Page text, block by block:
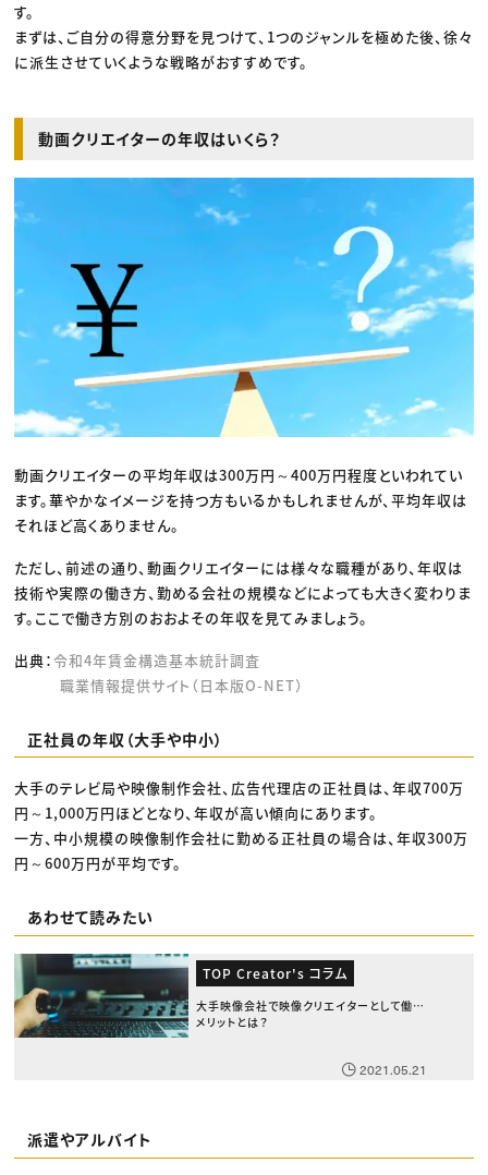
す。
まずは、ご自分の得意分野を見つけて、1つのジャンルを極めた後、徐々
に派生させていくような戦略がおすすめです。
動画クリエイターの年収はいくら？
動画クリエイターの平均年収は300万円～400万円程度といわれてい
ます。華やかなイメージを持つ方もいるかもしれませんが、平均年収は
それほど高くありません。
ただし、前述の通り、動画クリエイターには様々な職種があり、年収は
技術や実際の働き方、勤める会社の規模などによっても大きく変わりま
す。ここで働き方別のおおよその年収を見てみましょう。
出典：令和4年賃金構造基本統計調査
職業情報提供サイト（日本版O-NET）
正社員の年収（大手や中小）
大手のテレビ局や映像制作会社、広告代理店の正社員は、年収700万
円～1,000万円ほどとなり、年収が高い傾向にあります。
一方、中小規模の映像制作会社に勤める正社員の場合は、年収300万
円～600万円が平均です。
あわせて読みたい
TOP Creator's コラム
大手映像会社で映像クリエイターとして働く
メリットとは？
2021.05.21
派遣やアルバイト